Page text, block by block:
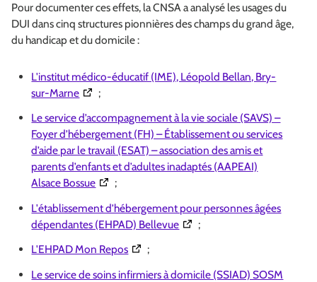
Pour documenter ces effets, la CNSA a analysé les usages du
DUI dans cinq structures pionnières des champs du grand âge,
du handicap et du domicile :
L'institut médico-éducatif (IME), Léopold Bellan, Bry-
sur-Marne(Ouverture dans une nouvelle fenêtre)
;
Le service d’accompagnement à la vie sociale (SAVS) –
Foyer d’hébergement (FH) – Établissement ou services
d’aide par le travail (ESAT) – association des amis et
parents d’enfants et d’adultes inadaptés (AAPEAI)
Alsace Bossue(Ouverture dans une nouvelle fenêtre)
;
L'établissement d’hébergement pour personnes âgées
dépendantes (EHPAD) Bellevue(Ouverture dans une
;
L'EHPAD Mon Repos(Ouverture dans une nouvelle fenêtre)
;
Le service de soins infirmiers à domicile (SSIAD) SOSM